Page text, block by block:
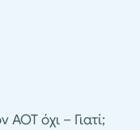
όχι – Γιατί;